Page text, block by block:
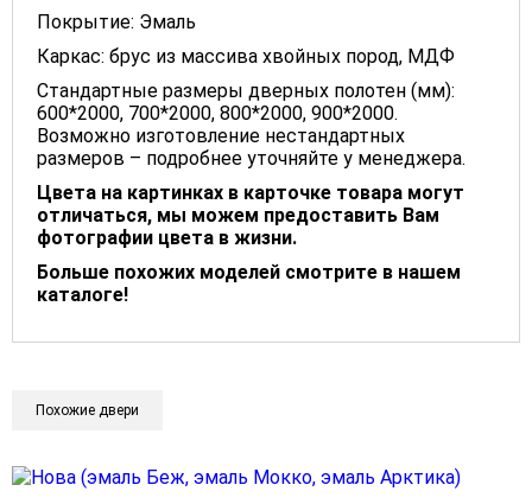
Покрытие: Эмаль
Каркас: брус из массива хвойных пород, МДФ
Стандартные размеры дверных полотен (мм):
600*2000, 700*2000, 800*2000, 900*2000.
Возможно изготовление нестандартных
размеров – подробнее уточняйте у менеджера.
Цвета на картинках в карточке товара могут
отличаться, мы можем предоставить Вам
фотографии цвета в жизни.
Больше похожих моделей смотрите в нашем
каталоге!
Похожие двери